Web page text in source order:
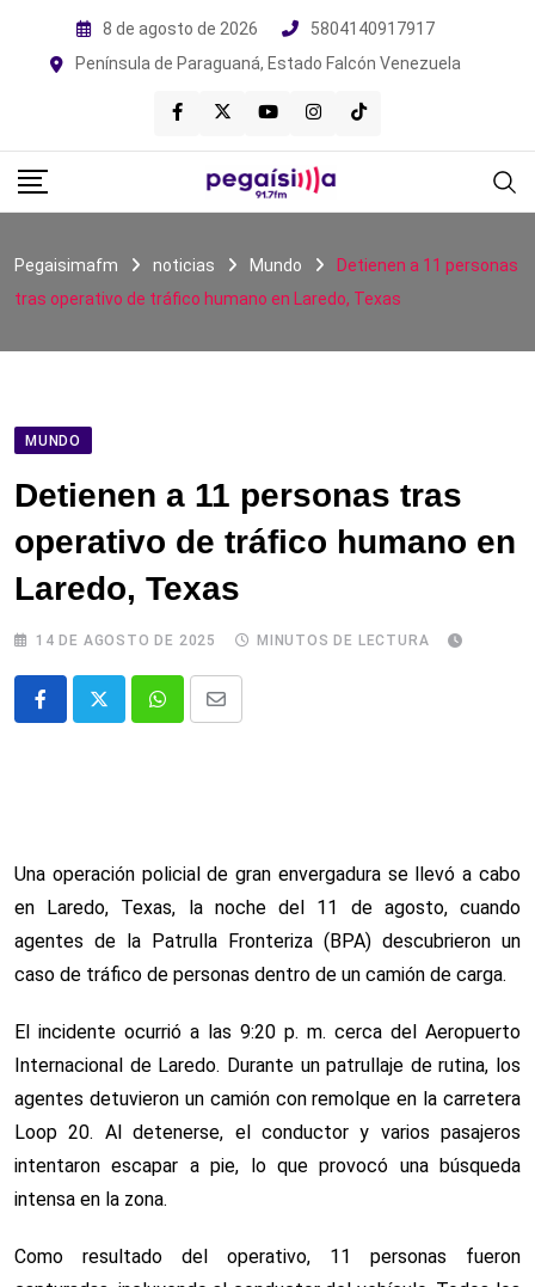
8 de agosto de 2026
5804140917917
Península de Paraguaná, Estado Falcón Venezuela
Pegaisimafm noticias Mundo
Detienen a 11 personas
tras operativo de tráfico humano en Laredo, Texas
MUNDO
Detienen a 11 personas tras
operativo de tráfico humano en
Laredo, Texas
14 DE AGOSTO DE 2025 MINUTOS DE LECTURA
WhatsappComparte
Una operación policial de gran envergadura se llevó a cabo
en Laredo, Texas, la noche del 11 de agosto, cuando
agentes de la Patrulla Fronteriza (BPA) descubrieron un
caso de tráfico de personas dentro de un camión de carga.
El incidente ocurrió a las 9:20 p. m. cerca del Aeropuerto
Internacional de Laredo. Durante un patrullaje de rutina, los
agentes detuvieron un camión con remolque en la carretera
Loop 20. Al detenerse, el conductor y varios pasajeros
intentaron escapar a pie, lo que provocó una búsqueda
intensa en la zona.
Como resultado del operativo, 11 personas fueron